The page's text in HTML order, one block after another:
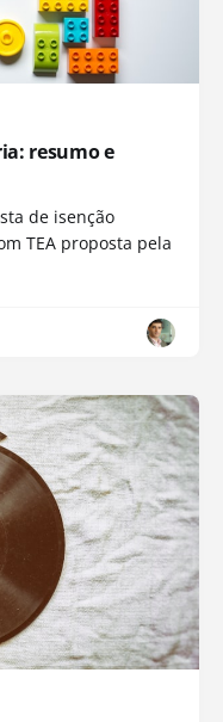
resumo e
de isenção
TEA proposta pela